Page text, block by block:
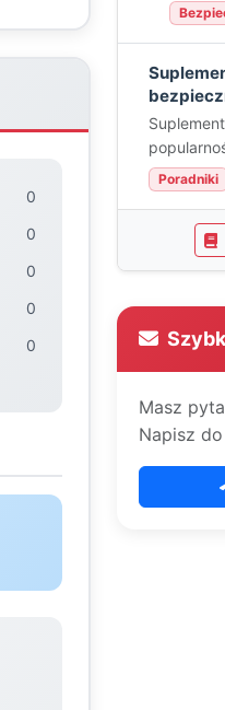
0
0
0
0
0
Poradniki
Masz
Napisz do